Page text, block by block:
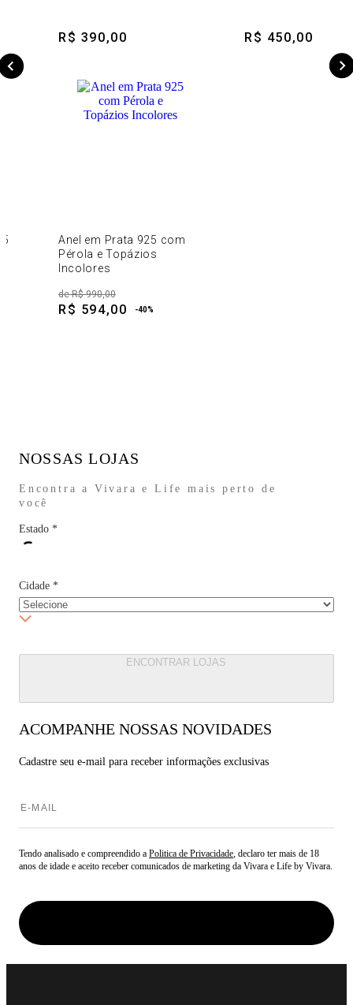
R$ 390,00 R$ 450,00
Anel em Prata 925 com
Pérola e Topázios
Incolores
deR$ 990,00
R$ 594,00 -40%
NOSSAS LOJAS
Encontra a Vivara e Life mais perto de
você
Estado *
Cidade *
ENCONTRAR LOJAS
ACOMPANHE NOSSAS NOVIDADES
Cadastre seu e-mail para receber informações exclusivas
Tendo analisado e compreendido a Politica de Privacidade , declaro ter mais de 18
anos de idade e aceito receber comunicados de marketing da Vivara e Life by Vivara.